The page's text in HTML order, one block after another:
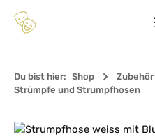
Zum Hauptinhalt springen
Du bist hier: Shop Zubehör
Strümpfe und Strumpfhosen
Bildergalerie überspringen